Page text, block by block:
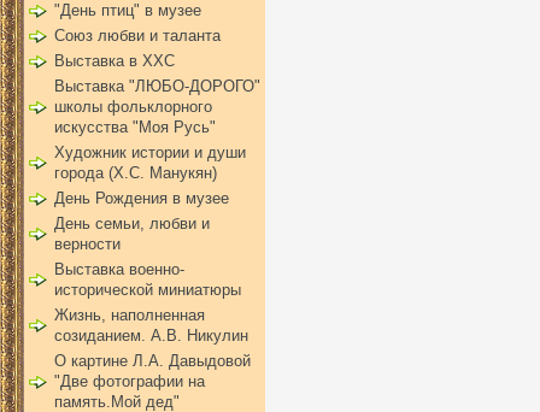
"День птиц" в музее
Союз любви и таланта
Выставка в ХХС
Выставка "ЛЮБО-ДОРОГО"
школы фольклорного
искусства "Моя Русь"
Художник истории и души
города (Х.С. Манукян)
День Рождения в музее
День семьи, любви и
верности
Выставка военно-
исторической миниатюры
Жизнь, наполненная
созиданием. А.В. Никулин
О картине Л.А. Давыдовой
"Две фотографии на
память.Мой дед"